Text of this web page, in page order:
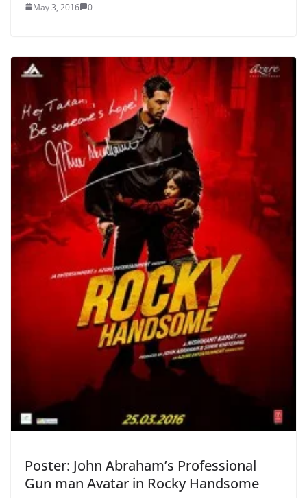
May 3, 2016 0
Poster: John Abraham’s Professional
Gun man Avatar in Rocky Handsome